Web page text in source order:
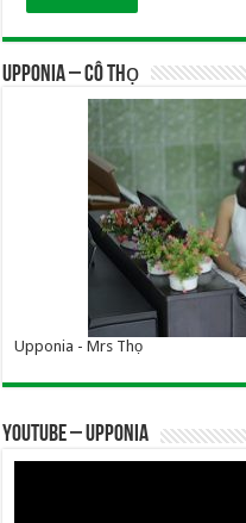
UPPONIA – Cô Thọ
Upponia - Mrs Thọ
YOUTUBE – UPPONIA